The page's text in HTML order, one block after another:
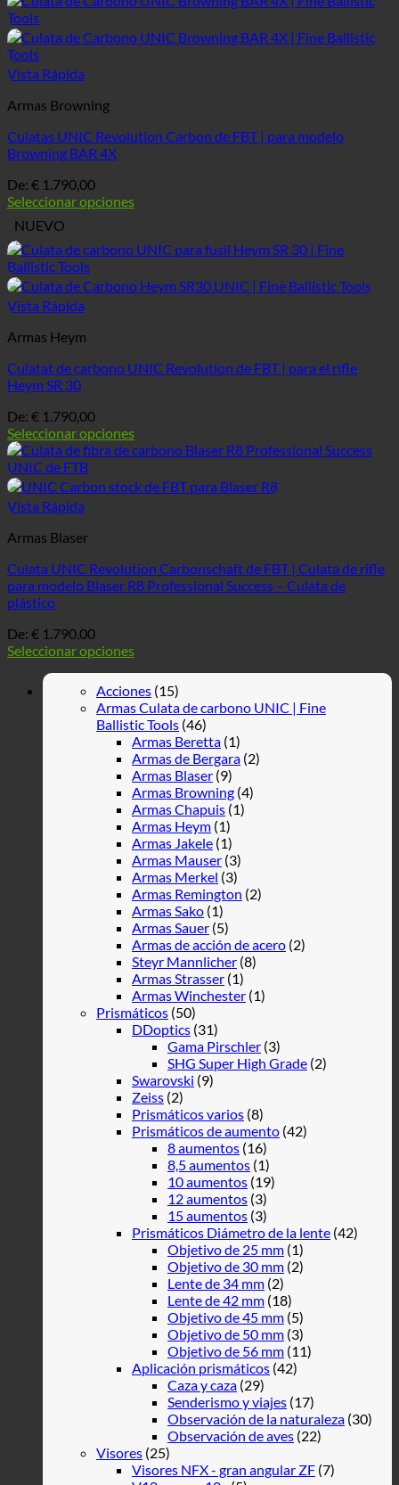
Vista Rápida
Armas Browning
Culatas UNIC Revolution Carbon de FBT | para modelo
Browning BAR 4X
De: € 1.790,00
Seleccionar opciones
NUEVO
Vista Rápida
Armas Heym
Culatat de carbono UNIC Revolution de FBT | para el rifle
Heym SR 30
De: € 1.790,00
Seleccionar opciones
Vista Rápida
Armas Blaser
Culata UNIC Revolution Carbonschaft de FBT | Culata de rifle
para modelo Blaser R8 Professional Success – Culata de
plástico
De: € 1.790,00
Seleccionar opciones
Acciones (15)
Armas Culata de carbono UNIC | Fine
Ballistic Tools (46)
Armas Beretta (1)
Armas de Bergara (2)
Armas Blaser (9)
Armas Browning (4)
Armas Chapuis (1)
Armas Heym (1)
Armas Jakele (1)
Armas Mauser (3)
Armas Merkel (3)
Armas Remington (2)
Armas Sako (1)
Armas Sauer (5)
Armas de acción de acero (2)
Steyr Mannlicher (8)
Armas Strasser (1)
Armas Winchester (1)
Prismáticos (50)
DDoptics (31)
Gama Pirschler (3)
SHG Super High Grade (2)
Swarovski (9)
Zeiss (2)
Prismáticos varios (8)
Prismáticos de aumento (42)
8 aumentos (16)
8,5 aumentos (1)
10 aumentos (19)
12 aumentos (3)
15 aumentos (3)
Prismáticos Diámetro de la lente (42)
Objetivo de 25 mm (1)
Objetivo de 30 mm (2)
Lente de 34 mm (2)
Lente de 42 mm (18)
Objetivo de 45 mm (5)
Objetivo de 50 mm (3)
Objetivo de 56 mm (11)
Aplicación prismáticos (42)
Caza y caza (29)
Senderismo y viajes (17)
Observación de la naturaleza (30)
Observación de aves (22)
Visores (25)
Visores NFX - gran angular ZF (7)